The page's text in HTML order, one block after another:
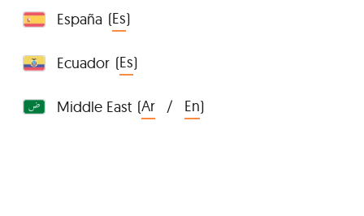
España (Es)
Ecuador (Es)
Middle East (Ar / En)